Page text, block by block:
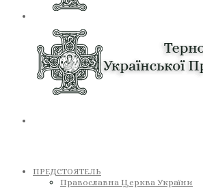
ПРЕДСТОЯТЕЛЬ
Православна Церква України